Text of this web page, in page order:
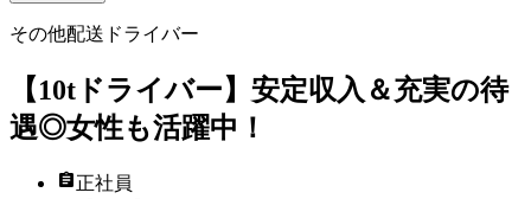
その他配送ドライバー
【10tドライバー】安定収入＆充実の待
遇◎女性も活躍中！
正社員